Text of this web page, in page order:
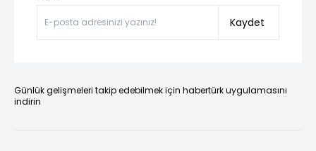
Kaydet
Günlük gelişmeleri takip edebilmek için habertürk uygulamasını
indirin